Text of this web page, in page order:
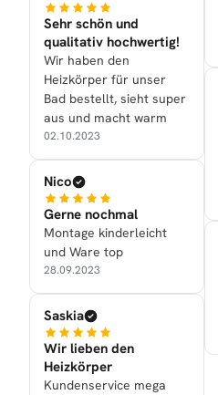
Sehr schön und
qualitativ hochwertig!
Wir haben den
Heizkörper für unser
Bad bestellt, sieht super
aus und macht warm
02.10.2023
Nico
Gerne nochmal
Montage kinderleicht
und Ware top
28.09.2023
Saskia
Wir lieben den
Heizkörper
Kundenservice mega